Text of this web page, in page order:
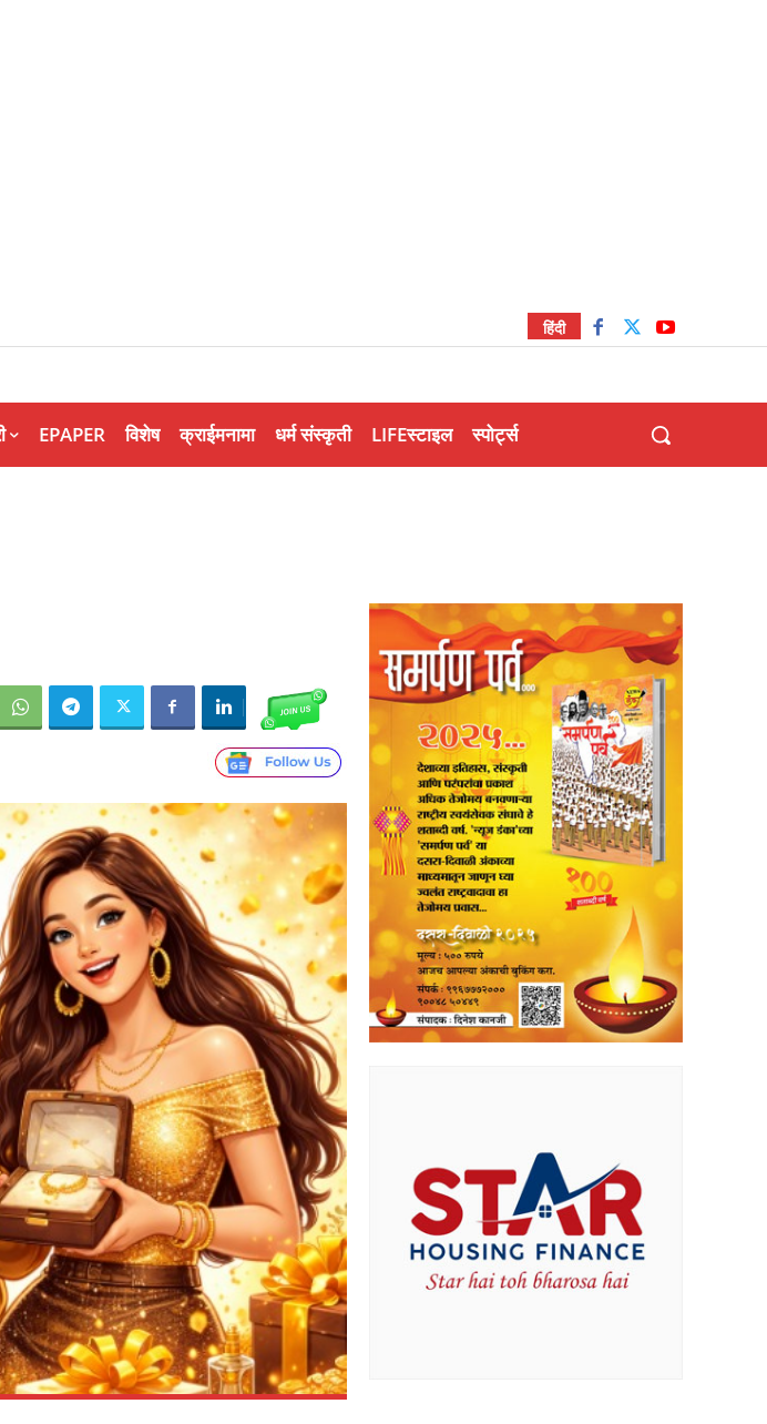
हिंदी
EPAPER विशेष क्राईमनामा धर्म संस्कृती LIFEस्टाइल स्पोर्ट्स